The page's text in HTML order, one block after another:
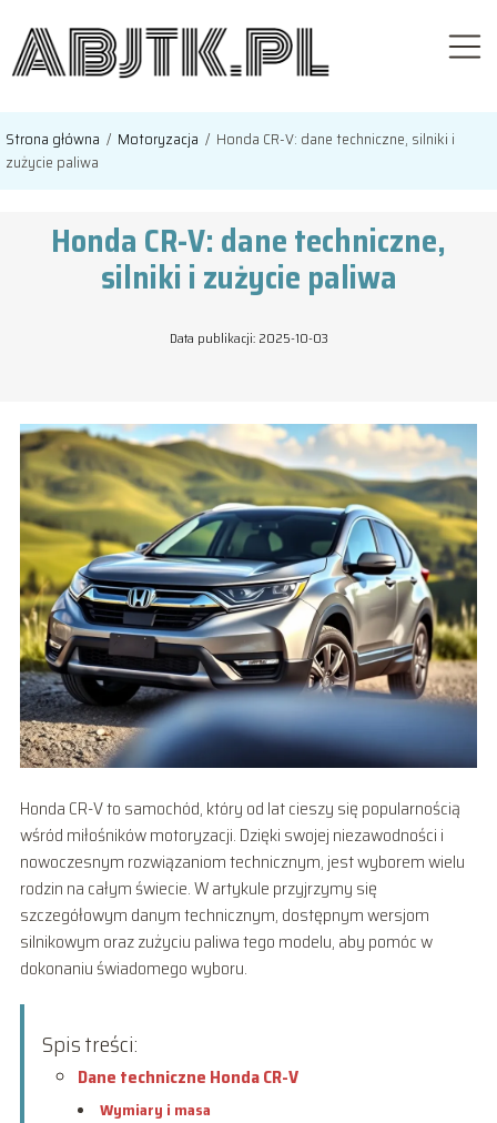
Strona główna / Motoryzacja / Honda CR-V: dane techniczne, silniki i
zużycie paliwa
Honda CR-V: dane techniczne,
silniki i zużycie paliwa
Data publikacji: 2025-10-03
Honda CR-V to samochód, który od lat cieszy się popularnością
wśród miłośników motoryzacji. Dzięki swojej niezawodności i
nowoczesnym rozwiązaniom technicznym, jest wyborem wielu
rodzin na całym świecie. W artykule przyjrzymy się
szczegółowym danym technicznym, dostępnym wersjom
silnikowym oraz zużyciu paliwa tego modelu, aby pomóc w
dokonaniu świadomego wyboru.
Spis treści:
Dane techniczne Honda CR-V
Wymiary i masa